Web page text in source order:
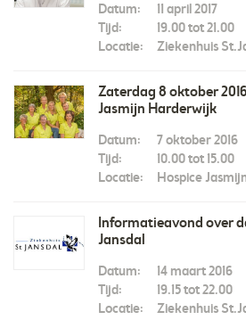
Datum:
11 april 2017
Tijd:
19.00 tot 21.00
Locatie:
Ziekenhuis
Zaterdag 8 oktober
Jasmijn Harderwijk
Datum:
7 oktober 2016
Tijd:
10.00 tot 15.00
Locatie:
Hospice
Informatieavond over
Jansdal
Datum:
14 maart 2016
Tijd:
19.15 tot 22.00
Locatie:
Ziekenhuis